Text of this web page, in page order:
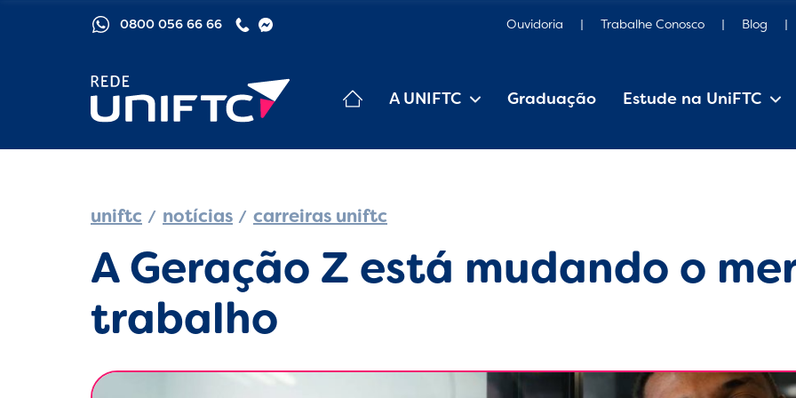
0800 056 66 66 Ouvidoria Trabalhe Conosco Blog
A UNIFTC Graduação Estude na UniFTC
uniftc notícias carreiras uniftc
A Geração Z está mudando o
trabalho